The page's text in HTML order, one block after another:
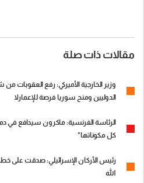
مقالات ذات صلة
وزير الخارجية الأميركي: رفع العقوبات من
الدوليين ومنح سوريا فرصة للإعمارلا
الرئاسة الفرنسية: ماكرون سيدافع في
كل مكوناتها"
رئيس الأركان الإسرائيلي: صدقت على
الله